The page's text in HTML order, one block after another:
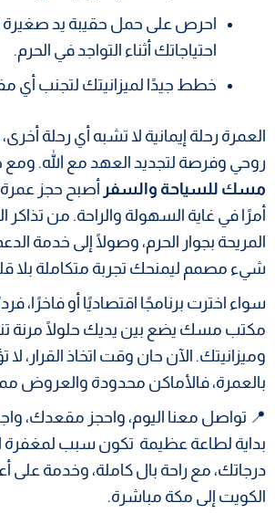
احرص على حمل حقيبة يد صغيرة
احتياجاتك أثناء التواجد في الحرم.
خطط جيدًا لميزانيتك لتجنب أي
العمرة رحلة إيمانية لا تشبه أي رحلة
روحي وفرصة لتجديد العهد مع الله.
مسك للسياحة والسفر أصبح حجز
أمرًا في غاية السهولة والراحة. من تذاكر
المريحة بجوار الحرم، وصولًا إلى خدمة
شيء مصمم ليمنحك تجربة متكاملة بلا
سواء اخترت برنامجًا اقتصاديًا أو فاخرًا،
مكتب مسك يضع بين يديك حلولًا مرنة
وميزانيتك. الآن حان وقت اتخاذ القرار،
بالعمرة، فالأماكن محدودة والعروض
📍 تواصل معنا اليوم، واحجز مقعدك،
بداية لطاعة عظيمة تكون سبب لمغفرة
درجاتك، مع راحة بال كاملة، وخدمة
الكويت إلى مكة مباشرة.